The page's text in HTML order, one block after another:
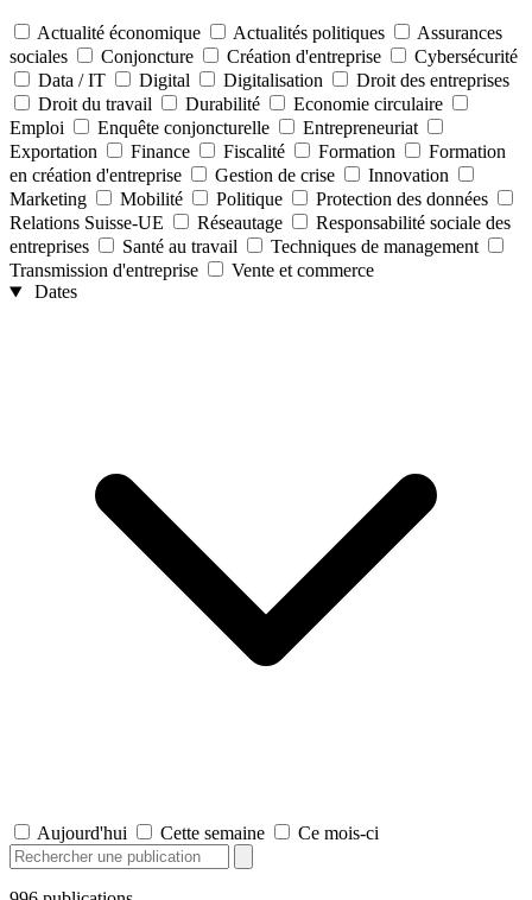
Actualité économique Actualités politiques
Assurances
sociales
Conjoncture Création d'entreprise
Cybersécurité
Data / IT
Digital Digitalisation
Droit des entreprises
Droit du travail
Durabilité
Economie circulaire
Emploi
Enquête conjoncturelle
Entrepreneuriat
Exportation
Finance Fiscalité Formation
Formation
en création d'entreprise
Gestion de crise
Innovation
Marketing
Mobilité Politique
Protection des données
Relations Suisse-UE
Réseautage
Responsabilité sociale des
entreprises
Santé au travail
Techniques de management
Transmission d'entreprise
Vente et commerce
Dates
Aujourd'hui Cette semaine Ce mois-ci